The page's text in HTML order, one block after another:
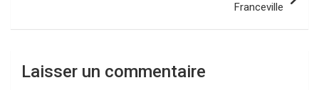
Franceville
Laisser un commentaire